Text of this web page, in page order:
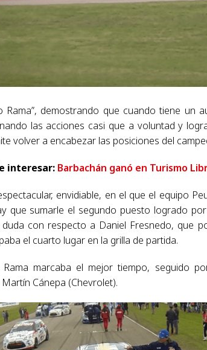
Rama”, demostrando que cuando tiene un
las acciones casi que a voluntad y
volver a encabezar las posiciones del
interesar: Barbachán ganó en Turismo
envidiable, en el que el equipo
que sumarle el segundo puesto logrado
duda con respecto a Daniel Fresnedo, que
el cuarto lugar en la grilla de partida.
Rama marcaba el mejor tiempo, seguido
Cánepa (Chevrolet).